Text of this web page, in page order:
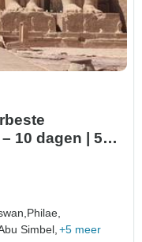
10 dagen | 5-
Philae,
Simbel, +5 meer